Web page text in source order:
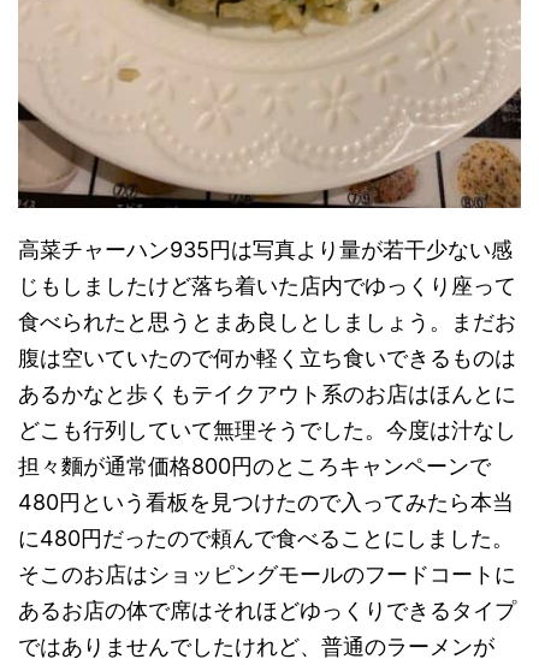
高菜チャーハン935円は写真より量が若干少ない感
じもしましたけど落ち着いた店内でゆっくり座って
食べられたと思うとまあ良しとしましょう。まだお
腹は空いていたので何か軽く立ち食いできるものは
あるかなと歩くもテイクアウト系のお店はほんとに
どこも行列していて無理そうでした。今度は汁なし
担々麵が通常価格800円のところキャンペーンで
480円という看板を見つけたので入ってみたら本当
に480円だったので頼んで食べることにしました。
そこのお店はショッピングモールのフードコートに
あるお店の体で席はそれほどゆっくりできるタイプ
ではありませんでしたけれど、普通のラーメンが